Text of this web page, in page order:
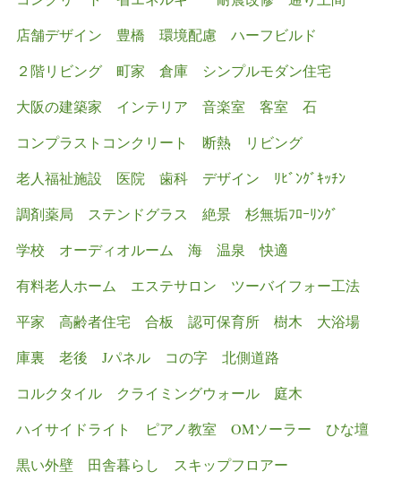
店舗デザイン
豊橋 環境配慮
ハーフビルド
２階リビング
町家 倉庫
シンプルモダン住宅
大阪の建築家
インテリア 音楽室 客室
石
コンプラストコンクリート
断熱
リビング
老人福祉施設
医院 歯科 デザイン
ﾘﾋﾞﾝｸﾞｷｯﾁﾝ
調剤薬局
ステンドグラス 絶景
杉無垢ﾌﾛｰﾘﾝｸﾞ
学校
オーディオルーム 海 温泉
快適
有料老人ホーム
エステサロン
ツーバイフォー工法
平家
高齢者住宅 合板 認可保育所 樹木
大浴場
庫裏
老後 Jパネル コの字
北側道路
コルクタイル
クライミングウォール
庭木
ハイサイドライト
ピアノ教室 OMソーラー
ひな壇
黒い外壁
田舎暮らし
スキップフロアー